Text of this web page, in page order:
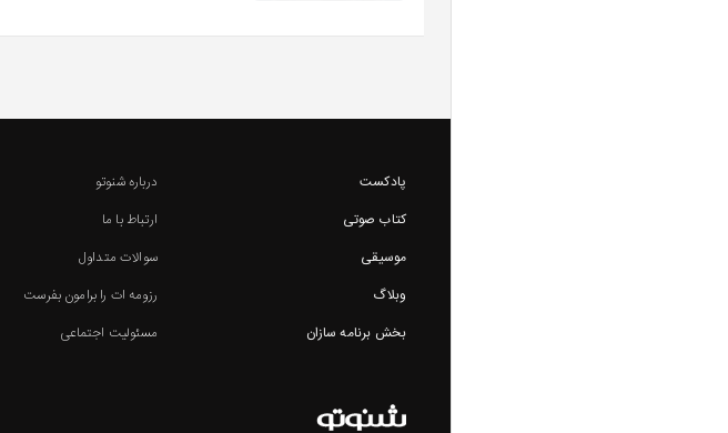
پادکست
کتاب صوتی
موسیقی
وبلاگ
بخش برنامه سازان
درباره شنوتو
ارتباط با ما
سوالات متداول
رزومه ات را برامون بفرست
مسئولیت اجتماعی